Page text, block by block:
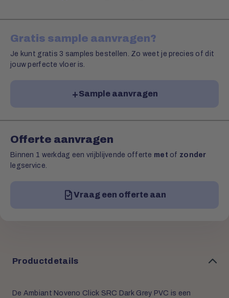
Gratis sample aanvragen?
Je kunt gratis 3 samples bestellen. Zo weet je precies of dit
jouw perfecte vloer is.
Sample aanvragen
Offerte aanvragen
Binnen 1 werkdag een vrijblijvende offerte met of zonder
legservice.
Vraag een offerte aan
Productdetails
De Ambiant Noveno Click SRC Dark Grey PVC is een